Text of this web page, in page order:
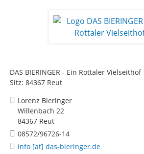
DAS BIERINGER - Ein Rottaler Vielseithof
Sitz: 84367 Reut
Lorenz Bieringer
Willenbach 22
84367 Reut
08572/96726-14
info [at] das-bieringer.de